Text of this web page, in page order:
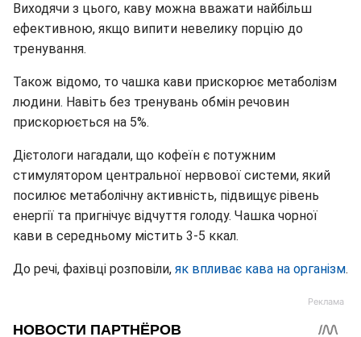
Виходячи з цього, каву можна вважати найбільш
ефективною, якщо випити невелику порцію до
тренування.
Також відомо, то чашка кави прискорює метаболізм
людини. Навіть без тренувань обмін речовин
прискорюється на 5%.
Дієтологи нагадали, що кофеїн є потужним
стимулятором центральної нервової системи, який
посилює метаболічну активність, підвищує рівень
енергії та пригнічує відчуття голоду. Чашка чорної
кави в середньому містить 3-5 ккал.
До речі, фахівці розповіли, як впливає кава на організм.